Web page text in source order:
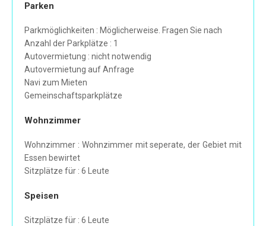
Parken
Parkmöglichkeiten : Möglicherweise. Fragen Sie nach
Anzahl der Parkplätze : 1
Autovermietung : nicht notwendig
Autovermietung auf Anfrage
Navi zum Mieten
Gemeinschaftsparkplätze
Wohnzimmer
Wohnzimmer : Wohnzimmer mit seperate, der Gebiet mit
Essen bewirtet
Sitzplätze für : 6 Leute
Speisen
Sitzplätze für : 6 Leute